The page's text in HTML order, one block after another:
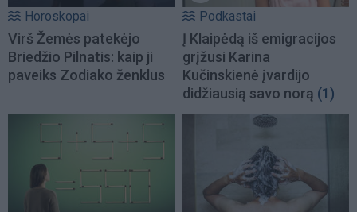
Horoskopai
Virš Žemės patekėjo
Briedžio Pilnatis: kaip ji
paveiks Zodiako ženklus
Podkastai
Į Klaipėdą iš emigracijos
grįžusi Karina
Kučinskienė įvardijo
didžiausią savo norą (1)